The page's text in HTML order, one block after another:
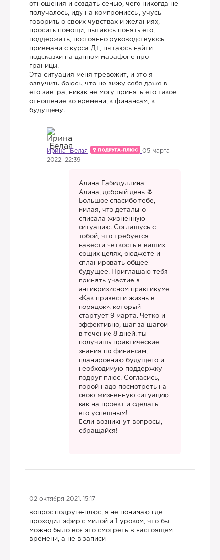
отношения и создать семью, чего никогда не
получалось, иду на компромиссы, учусь
говорить о своих чувствах и желаниях,
просить помощи, пытаюсь понять его,
поддержать, постоянно руководствуюсь
приемами с курса Д+, пытаюсь найти
подсказки на данном марафоне про
границы.
Эта ситуация меня тревожит, и это я
озвучить боюсь, что не вижу себя даже в
его завтра, никак не могу принять его такое
отношение ко времени, к финансам, к
будущему.
Ирина Белая
05 марта
2022, 22:39
Алина Габидуллина
Алина, добрый день
Большое спасибо тебе,
милая, что детально
описала жизненную
ситуацию. Соглашусь с
тобой, что требуется
навести четкость в ваших
общих целях, бюджете и
спланировать общее
будущее. Приглашаю тебя
принять участие в
антикризисном практикуме
«Как привести жизнь в
порядок», который
стартует 9 марта. Четко и
эффективно, шаг за шагом
в течение 8 дней, ты
получишь практические
знания по финансам,
планировнию будущего и
необходимую поддержку
подруг плюс. Согласись,
порой надо посмотреть на
свою жизненную ситуацию
как на проект и сделать
его успешным!
Если возникнут вопросы,
обращайся!
02 октября 2021, 15:17
вопрос подруге-плюс, я не понимаю где
проходил эфир с милой и 1 уроком, что бы
можно было все это смотреть в настоящем
времени, а не в записи